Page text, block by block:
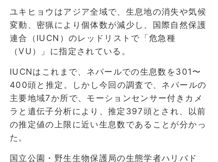
ユキヒョウはアジア全域で、生息地の消失や気候
変動、密猟により個体数が減少し、国際自然保護
連合（IUCN）のレッドリストで「危急種
（VU）」に指定されている。
IUCNはこれまで、ネパールでの生息数を301〜
400頭と推定。しかし今回の調査で、ネパールの
主要地域7か所で、モーションセンサー付きカメ
ラと遺伝子分析により、推定397頭とされ、以前
の推定値の上限に近い生息数であることが分かっ
た。
国立公園・野生生物保護局の生態学者ハリバド